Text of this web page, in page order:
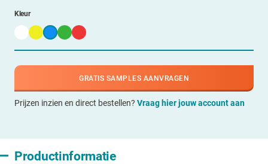
Kleur
GRATIS SAMPLES AANVRAGEN
Prijzen inzien en direct bestellen? Vraag hier jouw account aan
Productinformatie